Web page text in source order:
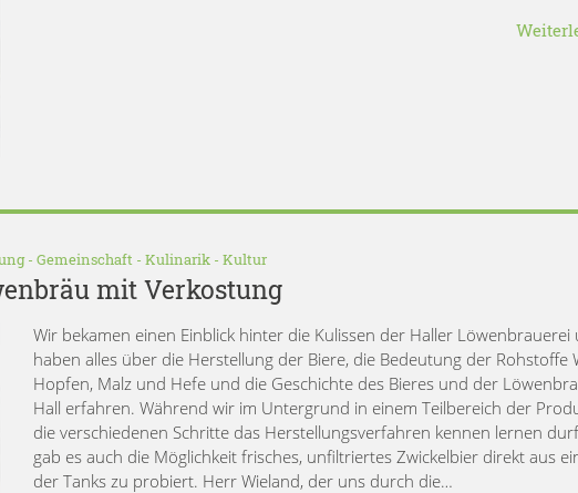
- Gemeinschaft - Kulinarik - Kultur
mit Verkostung
Wir bekamen einen Einblick hinter die Kulissen der Haller Löwenbrauerei
haben alles über die Herstellung der Biere, die Bedeutung der Rohstoffe
Hopfen, Malz und Hefe und die Geschichte des Bieres und der
Hall erfahren. Während wir im Untergrund in einem Teilbereich der
die verschiedenen Schritte das Herstellungsverfahren kennen lernen
gab es auch die Möglichkeit frisches, unfiltriertes Zwickelbier direkt aus
der Tanks zu probiert. Herr Wieland, der uns durch die…